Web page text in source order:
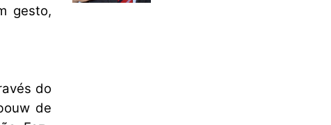
gesto,
do
de